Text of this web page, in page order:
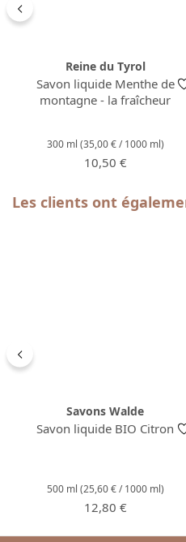
Reine du Tyrol
Savon liquide Menthe de
montagne - la fraîcheur
300 ml (35,00 € / 1000 ml)
Prix régulier :
10,50 €
Ignorer la galerie de produits
Les clients ont
Savons Walde
Savon liquide BIO Citron
500 ml (25,60 € / 1000 ml)
Prix régulier :
12,80 €